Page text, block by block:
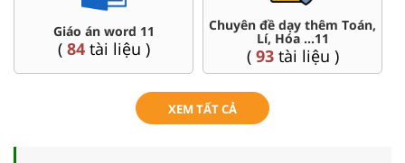
Giáo án word 11
( 84tài liệu )
Chuyên đề dạy thêm Toán,
Lí, Hóa ...11
( 93tài liệu )
XEM TẤT CẢ